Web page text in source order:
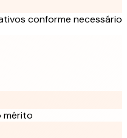
conforme necessário
mérito